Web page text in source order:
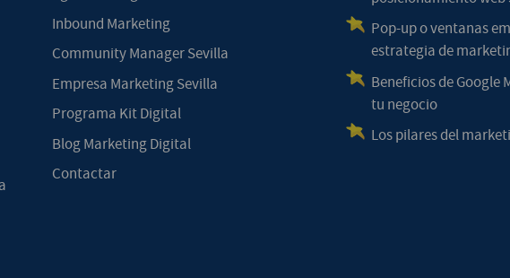
Inbound Marketing
Community Manager Sevilla
Empresa Marketing Sevilla
Programa Kit Digital
Blog Marketing Digital
Contactar
Pop-up o ventanas
estrategia de
Beneficios de Google
tu negocio
Los pilares del